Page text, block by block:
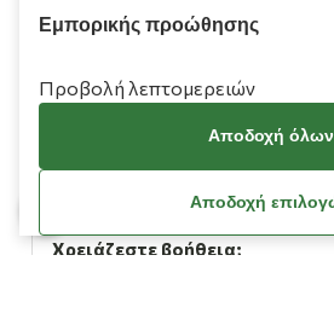
Πληροφορίες
Χρειάζεστε βοήθεια;
Εμπορικής προώθησης
Προβολή λεπτομερειών
Αποδοχή όλων
Αποδοχή